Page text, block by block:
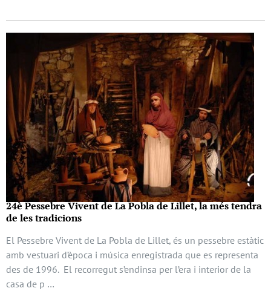
24è Pessebre Vivent de La Pobla de Lillet, la més tendra
de les tradicions
El Pessebre Vivent de La Pobla de Lillet, és un pessebre estàtic
amb vestuari d’època i música enregistrada que es representa
des de 1996. El recorregut s’endinsa per l’era i interior de la
casa de p …